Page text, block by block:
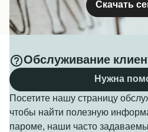
Скачать
Обслуживание
Посетите нашу страницу
чтобы найти полезную
пароме, наши часто
Нужна